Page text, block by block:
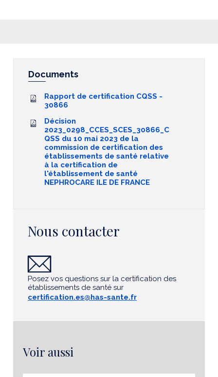
Documents
Rapport de certification CQSS -
30866
Décision
2023_0298_CCES_SCES_30866_C
QSS du 10 mai 2023 de la
commission de certification des
établissements de santé relative
à la certification de
l'établissement de santé
NEPHROCARE ILE DE FRANCE
Nous contacter
Posez vos questions sur la certification des
établissements de santé sur
certification.es@has-sante.fr
Voir aussi